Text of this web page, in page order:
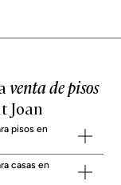
venta de pisos
Joan
pisos en
casas en